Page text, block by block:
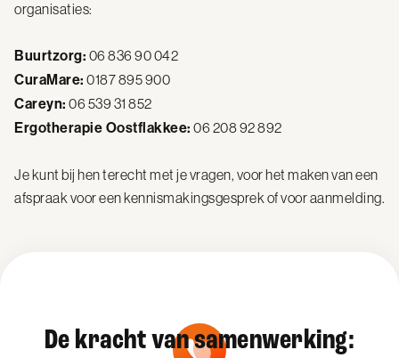
organisaties:
Buurtzorg: 06 836 90 042
CuraMare: 0187 895 900
Careyn: 06 539 31 852
Ergotherapie Oostflakkee: 06 208 92 892
Je kunt bij hen terecht met je vragen, voor het maken van een
afspraak voor een kennismakingsgesprek of voor aanmelding.
De kracht van samenwerking: